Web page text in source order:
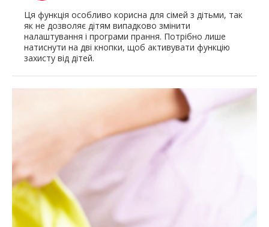
Ця функція особливо корисна для сімей з дітьми, так
як не дозволяє дітям випадково змінити
налаштування і програми прання. Потрібно лише
натиснути на дві кнопки, щоб активувати функцію
захисту від дітей.